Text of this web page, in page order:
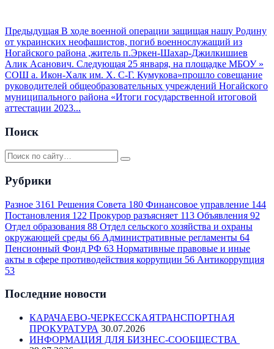
Предыдущая В ходе военной операции защищая нашу Родину
от украинских неофашистов, погиб военнослужащий из
Ногайского района ,житель п.Эркен-Шахар-Джилкишиев
Алик Асанович. Следующая 25 января, на площадке МБОУ »
СОШ а. Икон-Халк им. Х. С-Г. Кумукова»прошло совещание
руководителей общеобразовательных учреждений Ногайского
муниципального района «Итоги государственной итоговой
аттестации 2023...
Поиск
Рубрики
Разное 3161 Решения Совета 180 Финансовое управление 144
Постановления 122 Прокурор разъясняет 113 Объявления 92
Отдел образования 88 Отдел сельского хозяйства и охраны
окружающей среды 66 Административные регламенты 64
Пенсионный Фонд РФ 63 Нормативные правовые и иные
акты в сфере противодействия коррупции 56 Антикоррупция
53
Последние новости
КАРАЧАЕВО-ЧЕРКЕССКАЯТРАНСПОРТНАЯ
ПРОКУРАТУРА 30.07.2026
ИНФОРМАЦИЯ ДЛЯ БИЗНЕС-СООБЩЕСТВА